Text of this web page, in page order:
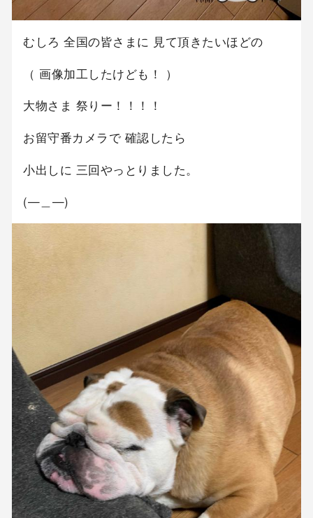
むしろ 全国の皆さまに 見て頂きたいほどの
（ 画像加工したけども！ ）
大物さま 祭りー！！！！
お留守番カメラで 確認したら
小出しに 三回やっとりました。
(—＿—)